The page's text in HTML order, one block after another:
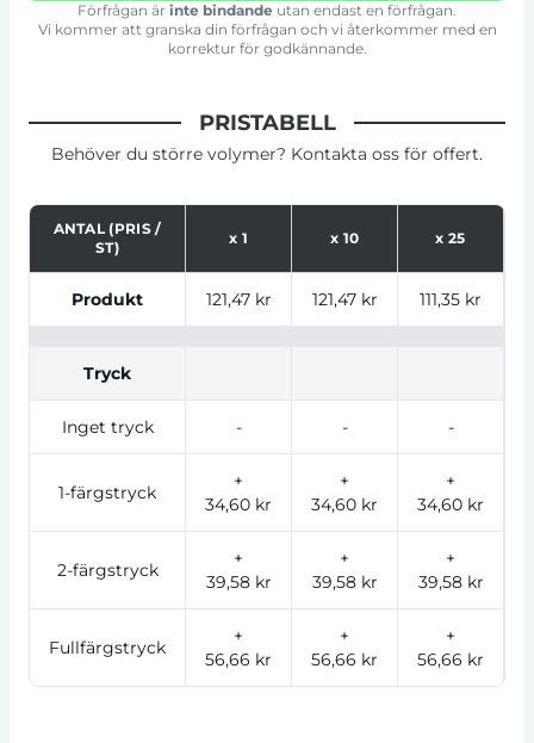
Förfrågan är inte bindande utan endast en förfrågan.
Vi kommer att granska din förfrågan och vi återkommer med en
korrektur för godkännande.
PRISTABELL
Behöver du större volymer? Kontakta oss för offert.
ANTAL (PRIS /
ST)
x 1 x 10 x 25
Produkt 121,47 kr 121,47 kr 111,35 kr
Tryck
Inget tryck - - -
1-färgstryck
+
34,60 kr
+
34,60 kr
+
34,60 kr
2-färgstryck
+
39,58 kr
+
39,58 kr
+
39,58 kr
Fullfärgstryck
+
56,66 kr
+
56,66 kr
+
56,66 kr